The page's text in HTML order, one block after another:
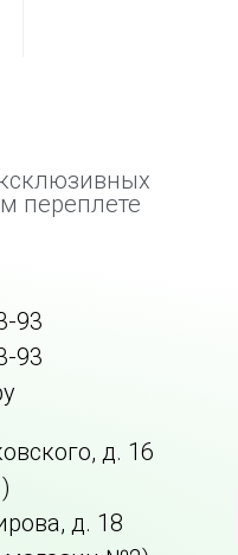
переплете
93
93
д. 16
д. 18